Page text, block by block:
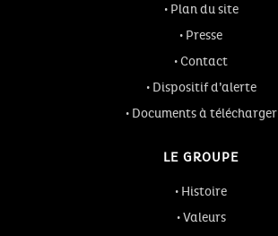
Plan du site
Presse
Contact
Dispositif d’alerte
Documents à télécharger
LE GROUPE
Histoire
Valeurs